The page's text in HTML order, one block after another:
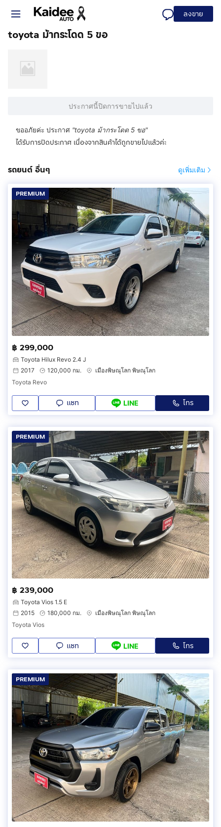
ลงขาย
toyota ม้ากระโดด 5 ขอ
ประกาศนี้ปิดการขายไปแล้ว
ขออภัยค่ะ ประกาศ "toyota ม้ากระโดด 5 ขอ"
ได้รับการปิดประกาศ เนื่องจากสินค้าได้ถูกขายไปแล้วค่ะ
รถยนต์ อื่นๆ ดูเพิ่มเติม
PREMIUM
฿ 299,000
Toyota Hilux Revo 2.4 J
2017
120,000 กม.
เมืองพิษณุโลก พิษณุโลก
Toyota Revo
แชท LINE โทร
PREMIUM
฿ 239,000
Toyota Vios 1.5 E
2015
180,000 กม.
เมืองพิษณุโลก พิษณุโลก
Toyota Vios
แชท LINE โทร
PREMIUM